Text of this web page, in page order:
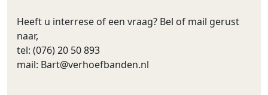
Heeft u interrese of een vraag? Bel of mail gerust
naar,
tel: (076) 20 50 893
mail: Bart@verhoefbanden.nl